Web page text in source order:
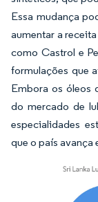
Essa mudança
aumentar a
como Castrol e
formulações que
Embora os óleos
do mercado de
especialidades
que o país